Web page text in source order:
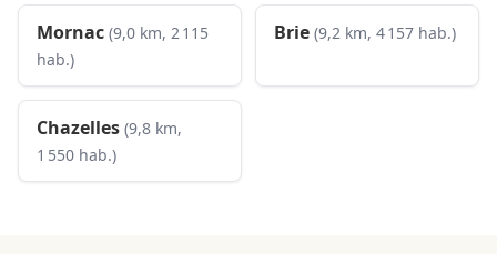
Mornac (9,0 km, 2 115
hab.)
Brie (9,2 km, 4 157 hab.)
Chazelles (9,8 km,
1 550 hab.)